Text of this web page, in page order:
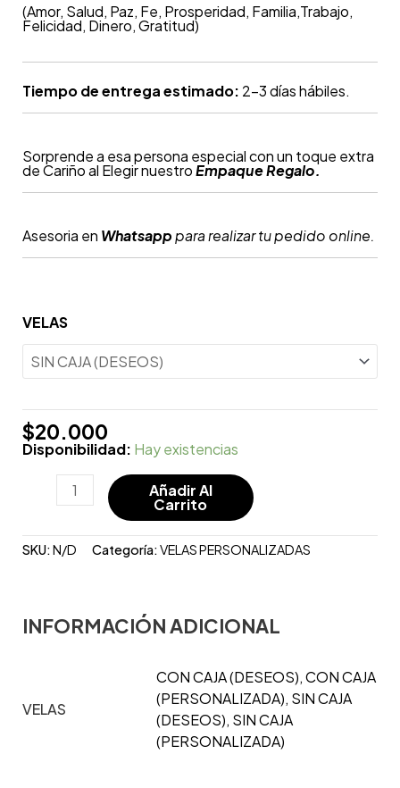
(Amor, Salud, Paz, Fe, Prosperidad, Familia,Trabajo,
Felicidad, Dinero, Gratitud)
Tiempo de entrega estimado: 2-3 días hábiles.
Sorprende a esa persona especial con un toque extra
de Cariño al Elegir nuestroEmpaque Regalo.
Asesoria en Whatsapppara realizar tu pedido online.
VELAS
$20.000
Disponibilidad: Hay existencias
Añadir Al
Carrito
SKU:N/D Categoría:VELAS PERSONALIZADAS
INFORMACIÓN ADICIONAL
VELAS
CON CAJA (DESEOS), CON CAJA
(PERSONALIZADA), SIN CAJA
(DESEOS), SIN CAJA
(PERSONALIZADA)